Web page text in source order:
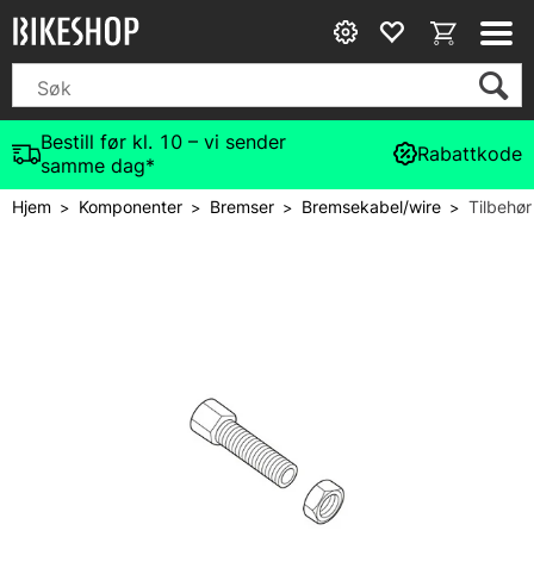
Bestill før kl. 10 – vi sender
samme dag*
Rabattkode
Hjem> Komponenter> Bremser> Bremsekabel/wire>Tilbehør